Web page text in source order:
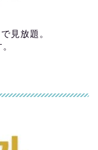
見放題。